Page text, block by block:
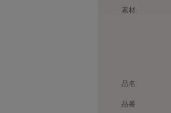
素材
品名
品番